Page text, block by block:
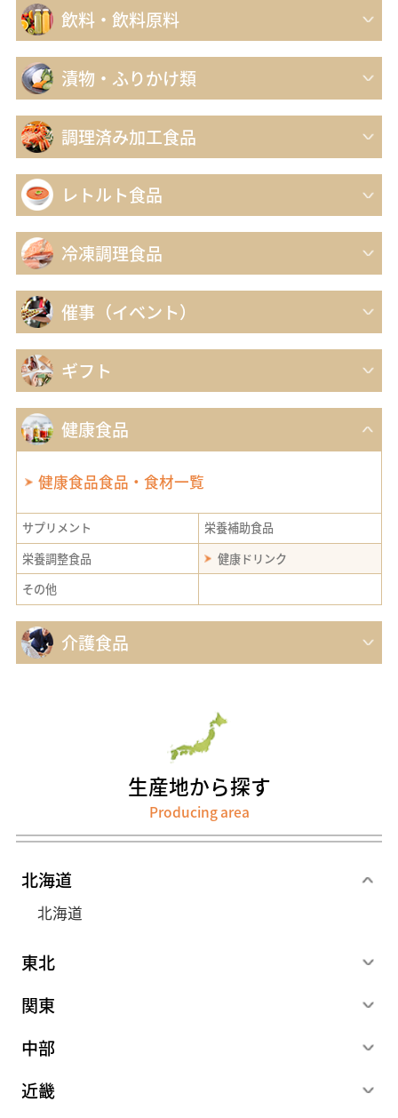
業務用通販サイトBtoB eSmart
無料
仕入れ業務
eSmartを使えば、経営が変わる。
iPhoneをご利用の方（推奨）
PCまたはAndroidでご利用の方は
SNSのフォロー
飲料・飲料原料
漬物・ふりかけ類
調理済み加工食品
レトルト食品
冷凍調理食品
催事（イベント）
ギフト
健康食品
健康食品食品・食材一覧
サプリメント
栄養補助食品
栄養調整食品
健康ドリンク
その他
介護食品
生産地から探す
Producing area
北海道
北海道
東北
関東
中部
近畿